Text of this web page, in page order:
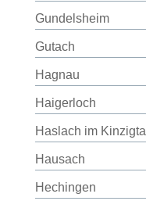
Gundelsheim
Gutach
Hagnau
Haigerloch
Haslach im Kinzigtal
Hausach
Hechingen